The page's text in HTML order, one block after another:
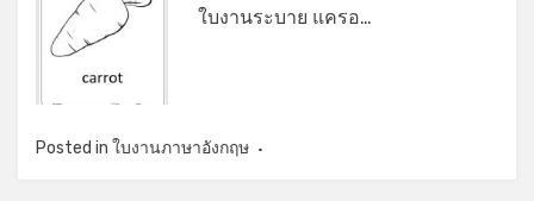
ใบงานระบาย แครอ…
Posted in ใบงานภาษาอังกฤษ